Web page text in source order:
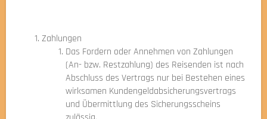
Zahlungen
Das Fordern oder Annehmen von Zahlungen
(An- bzw. Restzahlung) des Reisenden ist nach
Abschluss des Vertrags nur bei Bestehen eines
wirksamen Kundengeldabsicherungsvertrags
und Übermittlung des Sicherungsscheins